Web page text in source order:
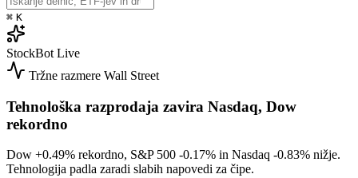
⌘ K
StockBot Live
Tržne razmere Wall Street
Tehnološka razprodaja zavira Nasdaq, Dow
rekordno
Dow +0.49% rekordno, S&P 500 -0.17% in Nasdaq -0.83% nižje.
Tehnologija padla zaradi slabih napovedi za čipe.